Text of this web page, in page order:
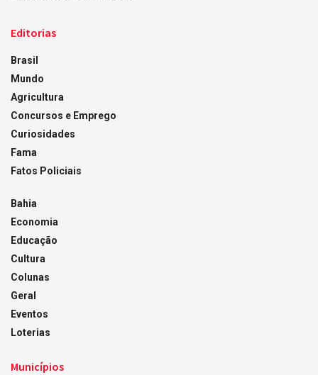
Editorias
Brasil
Mundo
Agricultura
Concursos e Emprego
Curiosidades
Fama
Fatos Policiais
Bahia
Economia
Educação
Cultura
Colunas
Geral
Eventos
Loterias
Municípios